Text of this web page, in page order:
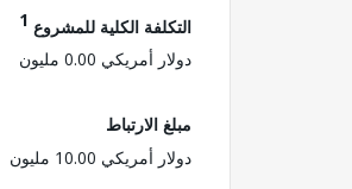
التكلفة الكلية للمشروع 1
دولار أمريكي 0.00 مليون
مبلغ الارتباط
دولار أمريكي 10.00 مليون